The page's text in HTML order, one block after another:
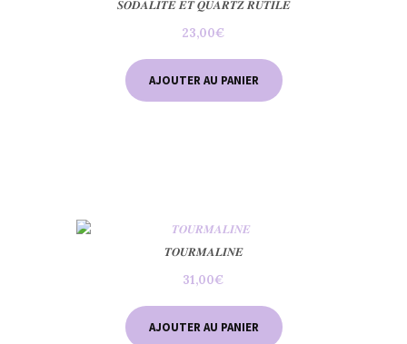
𝑺𝑶𝑫𝑨𝑳𝑰𝑻𝑬 𝑬𝑻 𝑸𝑼𝑨𝑹𝑻𝒁 𝑹𝑼𝑻𝑰𝑳𝑬
23,00€
AJOUTER AU PANIER
𝑻𝑶𝑼𝑹𝑴𝑨𝑳𝑰𝑵𝑬
31,00€
AJOUTER AU PANIER